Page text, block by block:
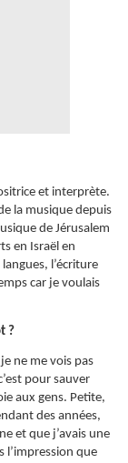
et interprète.
la musique depuis
de Jérusalem
en Israël en
l’écriture
car je voulais
?
ne me vois pas
pour sauver
aux gens. Petite,
des années,
et que j’avais une
l’impression que